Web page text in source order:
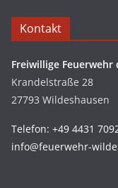
Kontakt
Freiwillige
Krandelstraße 28
27793 Wildeshausen
Telefon: +49 4431
info@feuerwehr-